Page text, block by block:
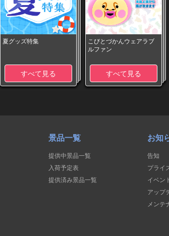
夏グッズ特集
すべて見る
こびとづかんウェアラブ
ルファン
すべて見る
景品一覧
提供中景品一覧
入荷予定表
提供済み景品一覧
お知
告知
プライ
イベン
アップ
メンテ